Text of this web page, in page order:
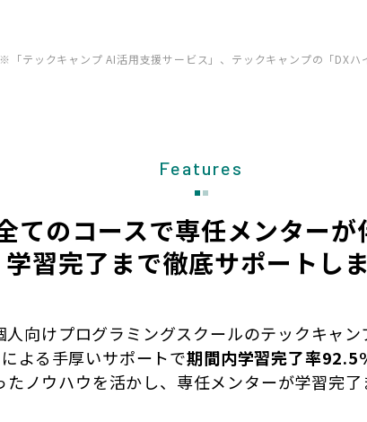
※「テックキャンプ AI活用支援サービス」、テックキャンプの「DXハ
Features
てのコースで専任メンターが
学習完了まで徹底サポートし
人向けプログラミングスクールのテックキャン
よる手厚いサポートで期間内学習完了率
ノウハウを活かし、専任メンターが学習完了